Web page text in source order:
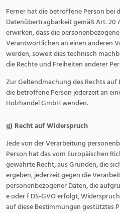
Ferner hat die betroffene Person bei
Datenübertragbarkeit gemäß Art. 20
erwirken, dass die
Verantwortlichen an einen anderen
werden, soweit dies technisch
die Rechte und Freiheiten anderer
Zur Geltendmachung des Rechts
die betroffene Person jederzeit an
Holzhandel GmbH wenden.
g) Recht auf Widerspruch
Jede von der Verarbeitung
Person hat das vom Europäischen
gewährte Recht, aus Gründen, die
ergeben, jederzeit gegen die
personenbezogener Daten, die
e oder f DS-GVO erfolgt,
auf diese Bestimmungen gestütztes